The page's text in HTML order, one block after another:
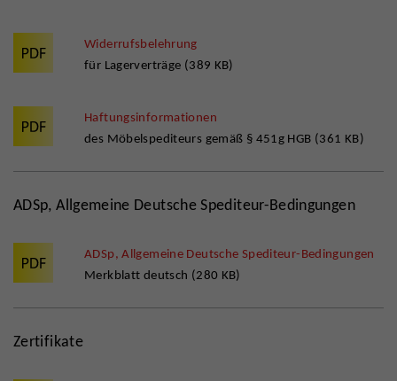
Widerrufsbelehrung
für Lagerverträge (389 KB)
Haftungsinformationen
des Möbelspediteurs gemäß § 451g HGB (361 KB)
ADSp, Allgemeine Deutsche Spediteur-Bedingungen
ADSp, Allgemeine Deutsche Spediteur-Bedingungen
Merkblatt deutsch (280 KB)
Zertifikate